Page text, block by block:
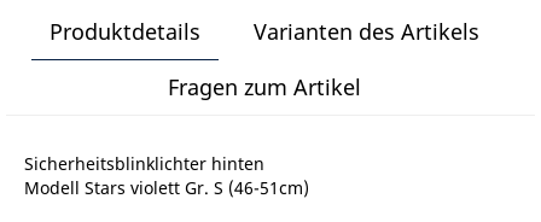
Produktdetails
Varianten des Artikels
Fragen zum Artikel
Sicherheitsblinklichter hinten
Modell Stars violett Gr. S (46-51cm)